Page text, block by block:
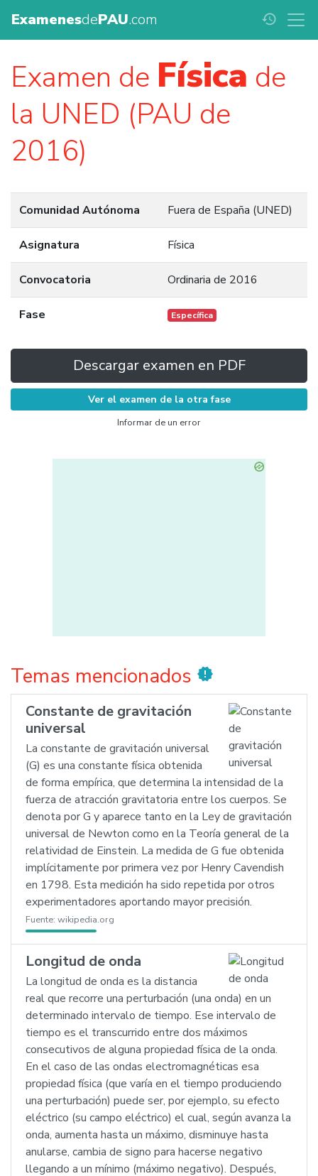
ExamenesdePAU.com history
Examen de Física de
la UNED (PAU de
2016)
Comunidad Autónoma Fuera de España (UNED)
Asignatura Física
Convocatoria Ordinaria de 2016
Fase Específica
Descargar examen en PDF
Ver el examen de la otra fase
Informar de un error
Temas mencionados new_releases
Constante de gravitación
universal
La constante de gravitación universal
(G) es una constante física obtenida
de forma empírica, que determina la intensidad de la
fuerza de atracción gravitatoria entre los cuerpos. Se
denota por G y aparece tanto en la Ley de gravitación
universal de Newton como en la Teoría general de la
relatividad de Einstein. La medida de G fue obtenida
implícitamente por primera vez por Henry Cavendish
en 1798. Esta medición ha sido repetida por otros
experimentadores aportando mayor precisión.
Fuente: wikipedia.org
Longitud de onda
La longitud de onda es la distancia
real que recorre una perturbación (una onda) en un
determinado intervalo de tiempo. Ese intervalo de
tiempo es el transcurrido entre dos máximos
consecutivos de alguna propiedad física de la onda.
En el caso de las ondas electromagnéticas esa
propiedad física (que varía en el tiempo produciendo
una perturbación) puede ser, por ejemplo, su efecto
eléctrico (su campo eléctrico) el cual, según avanza la
onda, aumenta hasta un máximo, disminuye hasta
anularse, cambia de signo para hacerse negativo
llegando a un mínimo (máximo negativo). Después,